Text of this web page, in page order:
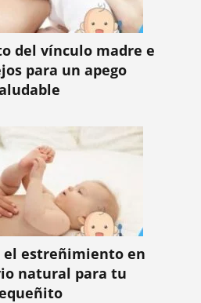
del vínculo madre e
para un apego
el estreñimiento en
natural para tu